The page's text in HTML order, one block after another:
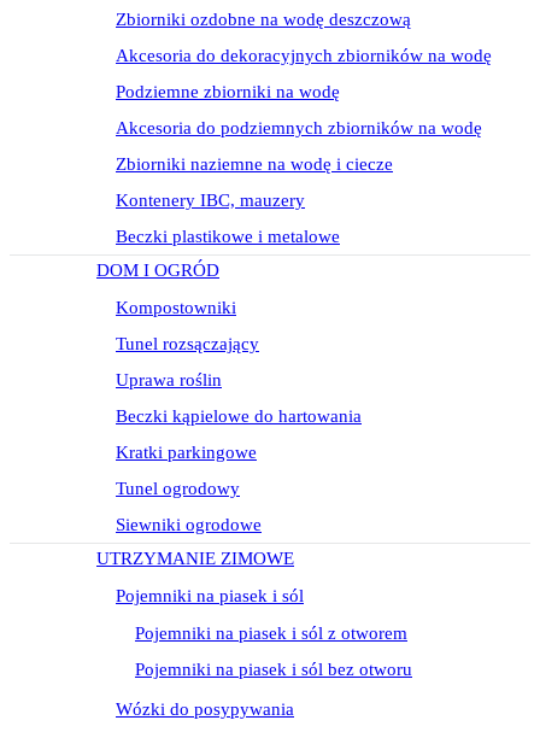
Zbiorniki ozdobne na wodę deszczową
Akcesoria do dekoracyjnych zbiorników na wodę
Podziemne zbiorniki na wodę
Akcesoria do podziemnych zbiorników na wodę
Zbiorniki naziemne na wodę i ciecze
Kontenery IBC, mauzery
Beczki plastikowe i metalowe
DOM I OGRÓD
Kompostowniki
Tunel rozsączający
Uprawa roślin
Beczki kąpielowe do hartowania
Kratki parkingowe
Tunel ogrodowy
Siewniki ogrodowe
UTRZYMANIE ZIMOWE
Pojemniki na piasek i sól
Pojemniki na piasek i sól z otworem
Pojemniki na piasek i sól bez otworu
Wózki do posypywania